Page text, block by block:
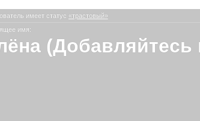
имеет статус «трастовый»
имя:
(Добавляйтесь